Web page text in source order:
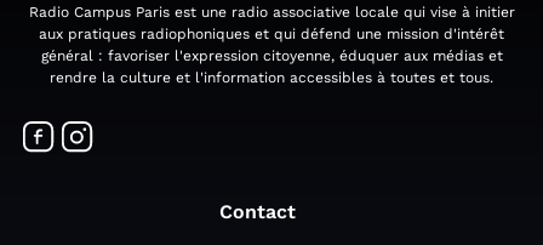
Radio Campus Paris est une radio associative locale qui vise à initier
aux pratiques radiophoniques et qui défend une mission d'intérêt
général : favoriser l'expression citoyenne, éduquer aux médias et
rendre la culture et l'information accessibles à toutes et tous.
Contact